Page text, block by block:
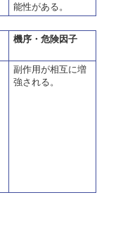
能性がある。
機序・危険因子
副作用が相互に増
強される。